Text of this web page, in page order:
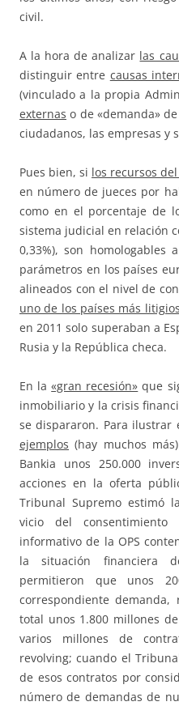
civil.
A la hora de analizar las
distinguir entre causas
(vinculado a la propia
externas o de «demanda»
ciudadanos, las empresas y
Pues bien, si los recursos
en número de jueces por
como en el porcentaje de
sistema judicial en relación
0,33%), son homologables
parámetros en los países
alineados con el nivel de
uno de los países más
en 2011 solo superaban a
Rusia y la República checa.
En la«gran recesión» que
inmobiliario y la crisis
se dispararon. Para ilustrar
ejemplos (hay muchos
Bankia unos 250.000
acciones en la oferta
Tribunal Supremo estimó
vicio del
informativo de la OPS
la situación financiera
permitieron que unos
correspondiente demanda,
total unos 1.800 millones
varios millones de
revolving; cuando el
de esos contratos por
número de demandas de